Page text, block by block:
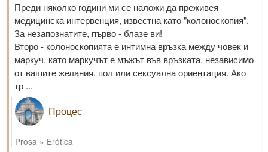
Преди няколко години ми се наложи да преживея
медицинска интервенция, известна като "колоноскопия".
За незапознатите, първо - блазе ви!
Второ - колоноскопията е интимна връзка между човек и
маркуч, като маркучът е мъжът във връзката, независимо
от вашите желания, пол или сексуална ориентация. Ако
тр ...
Процес
Prosa » Erótica